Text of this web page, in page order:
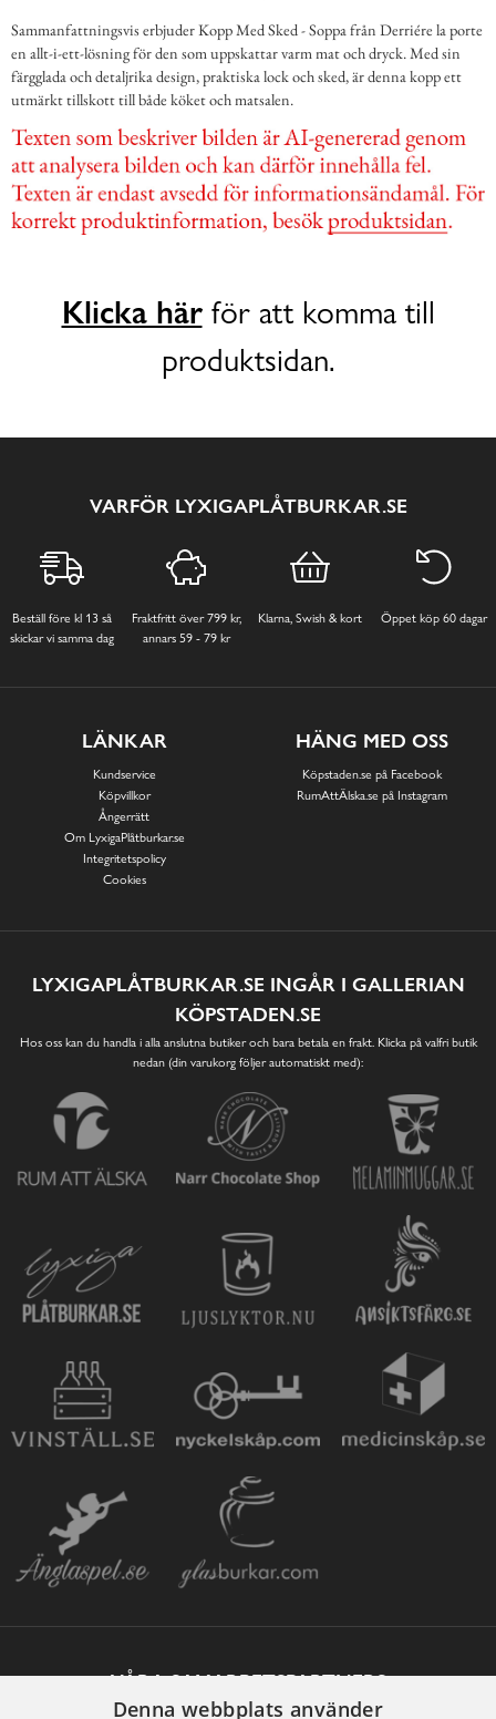
Sammanfattningsvis erbjuder Kopp Med Sked - Soppa från Derriére la porte
en allt-i-ett-lösning för den som uppskattar varm mat och dryck. Med sin
färgglada och detaljrika design, praktiska lock och sked, är denna kopp ett
utmärkt tillskott till både köket och matsalen.
Klicka härför att komma till
produktsidan.
VARFÖR LYXIGAPLÅTBURKAR.SE
Beställ före kl 13 så
skickar vi samma dag
Fraktfritt över 799 kr,
annars 59 - 79 kr
Klarna, Swish & kort Öppet köp 60 dagar
LÄNKAR
Kundservice
Köpvillkor
Ångerrätt
Om LyxigaPlåtburkar.se
Integritetspolicy
Cookies
HÄNG MED OSS
Köpstaden.se på Facebook
RumAttÄlska.se på Instagram
LYXIGAPLÅTBURKAR.SE INGÅR I GALLERIAN
KÖPSTADEN.SE
Hos oss kan du handla i alla anslutna butiker och bara betala en frakt. Klicka på valfri butik
nedan (din varukorg följer automatiskt med):
VÅRA SAMARBETSPARTNERS
Denna webbplats använder